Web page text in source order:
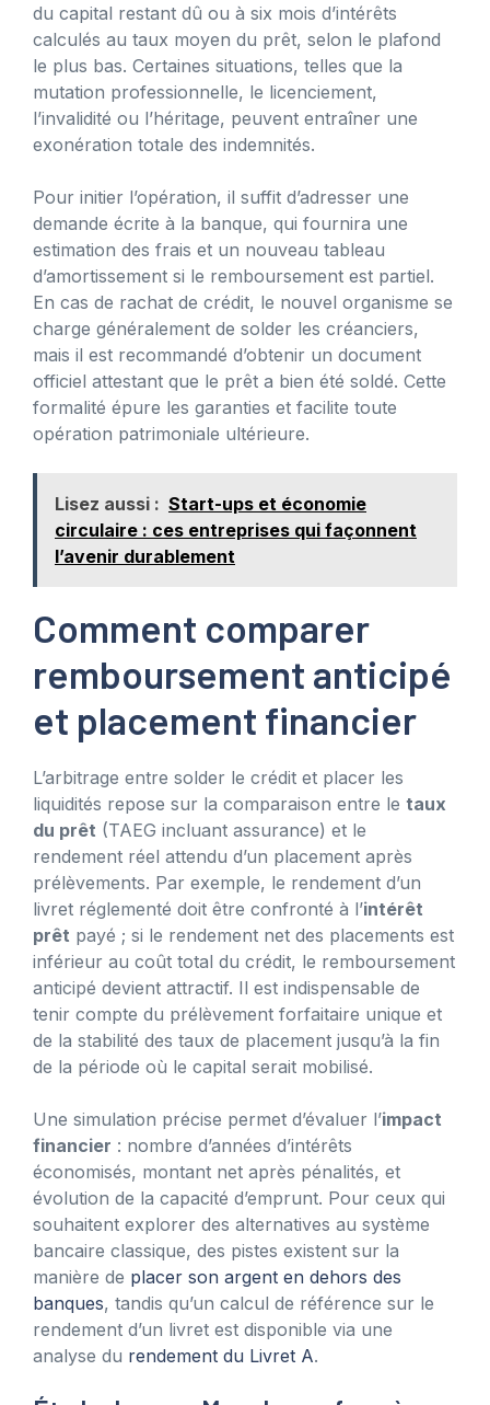
du capital restant dû ou à six mois d’intérêts
calculés au taux moyen du prêt, selon le plafond
le plus bas. Certaines situations, telles que la
mutation professionnelle, le licenciement,
l’invalidité ou l’héritage, peuvent entraîner une
exonération totale des indemnités.
Pour initier l’opération, il suffit d’adresser une
demande écrite à la banque, qui fournira une
estimation des frais et un nouveau tableau
d’amortissement si le remboursement est partiel.
En cas de rachat de crédit, le nouvel organisme se
charge généralement de solder les créanciers,
mais il est recommandé d’obtenir un document
officiel attestant que le prêt a bien été soldé. Cette
formalité épure les garanties et facilite toute
opération patrimoniale ultérieure.
Lisez aussi : Start-ups et économie
circulaire : ces entreprises qui façonnent
l’avenir durablement
Comment comparer
remboursement anticipé
et placement financier
L’arbitrage entre solder le crédit et placer les
liquidités repose sur la comparaison entre le taux
du prêt (TAEG incluant assurance) et le
rendement réel attendu d’un placement après
prélèvements. Par exemple, le rendement d’un
livret réglementé doit être confronté à l’intérêt
prêt payé ; si le rendement net des placements est
inférieur au coût total du crédit, le remboursement
anticipé devient attractif. Il est indispensable de
tenir compte du prélèvement forfaitaire unique et
de la stabilité des taux de placement jusqu’à la fin
de la période où le capital serait mobilisé.
Une simulation précise permet d’évaluer l’impact
financier : nombre d’années d’intérêts
économisés, montant net après pénalités, et
évolution de la capacité d’emprunt. Pour ceux qui
souhaitent explorer des alternatives au système
bancaire classique, des pistes existent sur la
manière de placer son argent en dehors des
banques, tandis qu’un calcul de référence sur le
rendement d’un livret est disponible via une
analyse du rendement du Livret A.